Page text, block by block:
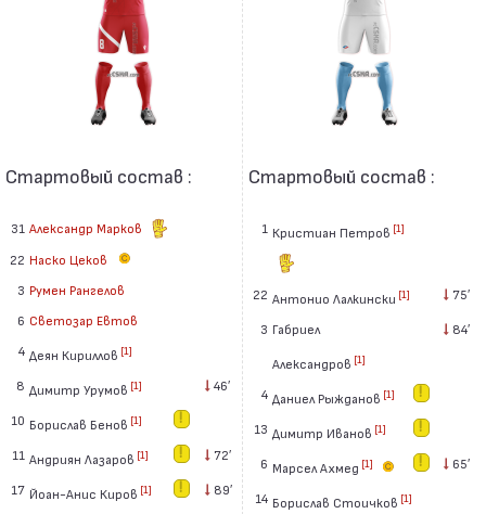
Стартовый состав :
31 Александр Марков
22 Наско Цеков
3 Румен Рангелов
6 Светозар Евтов
4 Деян Кириллов [1]
8 Димитр Урумов [1] 46′
10 Борислав Бенов [1]
11 Андриян Лазаров [1] 72′
17 Йоан-Анис Киров [1] 89′
Стартовый состав :
1 Кристиан Петров [1]
22 Антонио Лалкински [1] 75′
3 Габриел
Александров [1]
84′
4 Даниел Рыжданов [1]
13 Димитр Иванов [1]
6 Марсел Ахмед [1] 65′
14 Борислав Стоичков [1]